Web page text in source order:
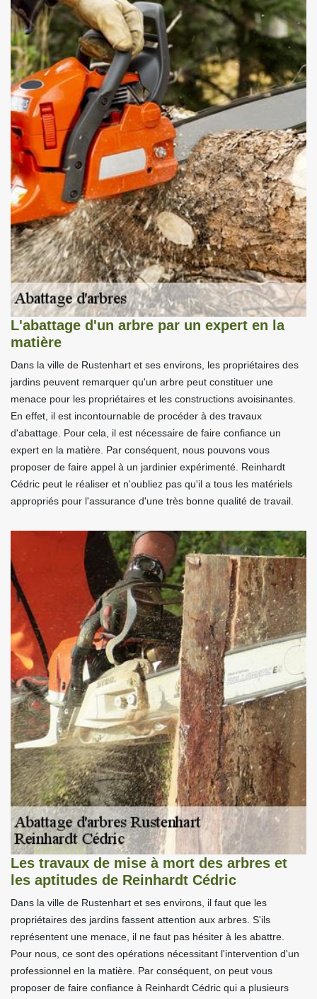
L'abattage d'un arbre par un expert en la
matière
Dans la ville de Rustenhart et ses environs, les propriétaires des
jardins peuvent remarquer qu'un arbre peut constituer une
menace pour les propriétaires et les constructions avoisinantes.
En effet, il est incontournable de procéder à des travaux
d'abattage. Pour cela, il est nécessaire de faire confiance un
expert en la matière. Par conséquent, nous pouvons vous
proposer de faire appel à un jardinier expérimenté. Reinhardt
Cédric peut le réaliser et n'oubliez pas qu'il a tous les matériels
appropriés pour l'assurance d'une très bonne qualité de travail.
Les travaux de mise à mort des arbres et
les aptitudes de Reinhardt Cédric
Dans la ville de Rustenhart et ses environs, il faut que les
propriétaires des jardins fassent attention aux arbres. S'ils
représentent une menace, il ne faut pas hésiter à les abattre.
Pour nous, ce sont des opérations nécessitant l'intervention d'un
professionnel en la matière. Par conséquent, on peut vous
proposer de faire confiance à Reinhardt Cédric qui a plusieurs